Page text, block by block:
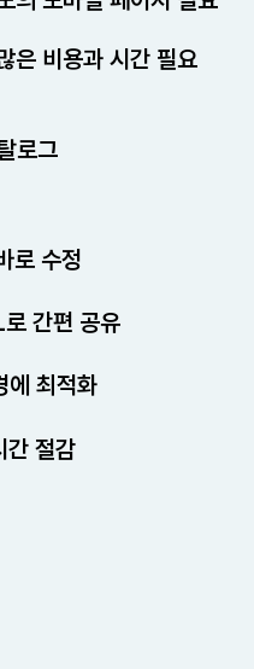
로 수정
간편 공유
에 최적화
간 절감
로그
은 비용과 시간 필요